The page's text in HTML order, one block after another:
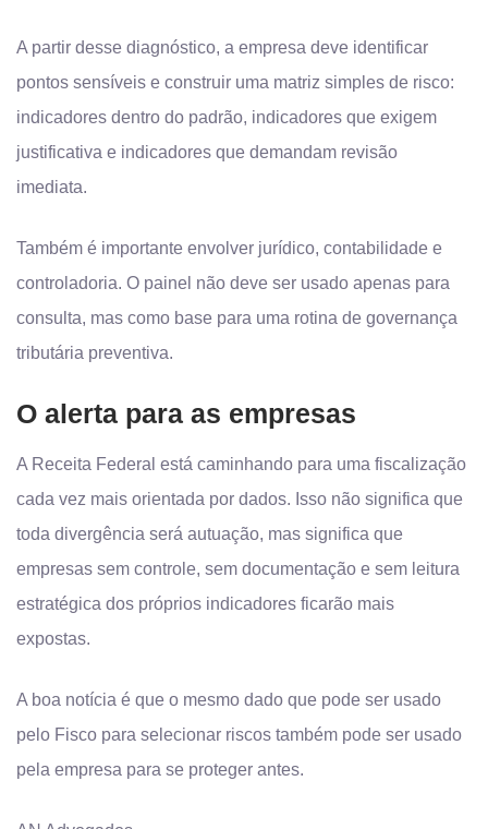
A partir desse diagnóstico, a empresa deve identificar
pontos sensíveis e construir uma matriz simples de risco:
indicadores dentro do padrão, indicadores que exigem
justificativa e indicadores que demandam revisão
imediata.
Também é importante envolver jurídico, contabilidade e
controladoria. O painel não deve ser usado apenas para
consulta, mas como base para uma rotina de governança
tributária preventiva.
O alerta para as empresas
A Receita Federal está caminhando para uma fiscalização
cada vez mais orientada por dados. Isso não significa que
toda divergência será autuação, mas significa que
empresas sem controle, sem documentação e sem leitura
estratégica dos próprios indicadores ficarão mais
expostas.
A boa notícia é que o mesmo dado que pode ser usado
pelo Fisco para selecionar riscos também pode ser usado
pela empresa para se proteger antes.